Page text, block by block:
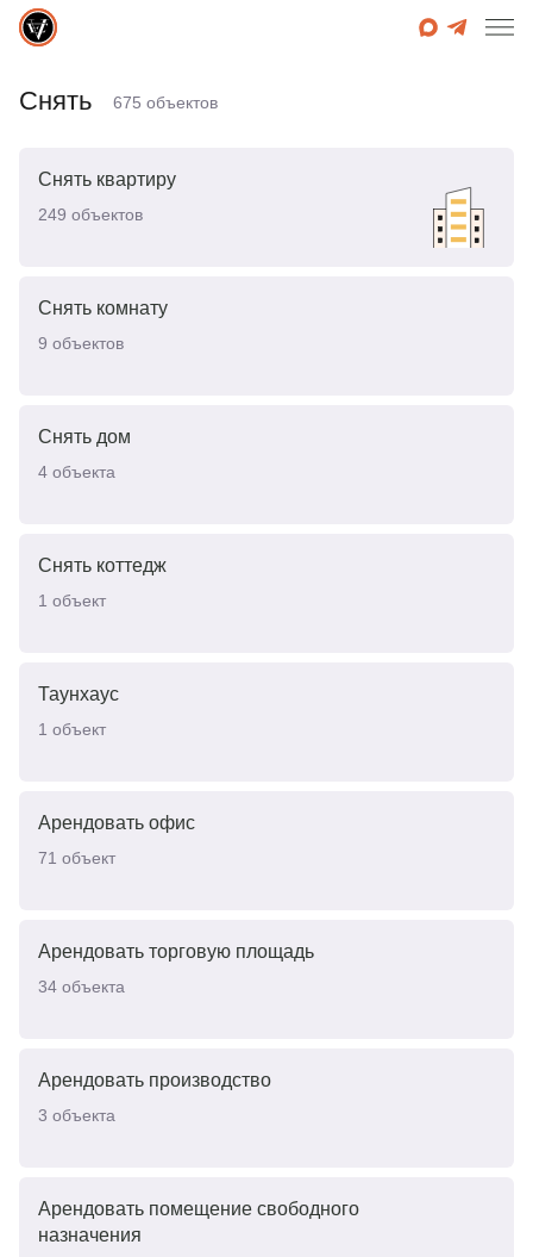
Снять 675 объектов
Снять квартиру
249 объектов
Снять комнату
9 объектов
Снять дом
4 объекта
Снять коттедж
1 объект
Таунхаус
1 объект
Арендовать офис
71 объект
Арендовать торговую площадь
34 объекта
Арендовать производство
3 объекта
Арендовать помещение свободного
назначения